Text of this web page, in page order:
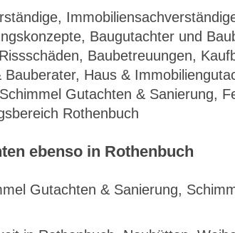
Baugutachter und
Baubetreuungen,
Haus &
Gutachten & Sanierung,
Rothenbuch
ebenso in Rothenbuch
Gutachten & Sanierung,